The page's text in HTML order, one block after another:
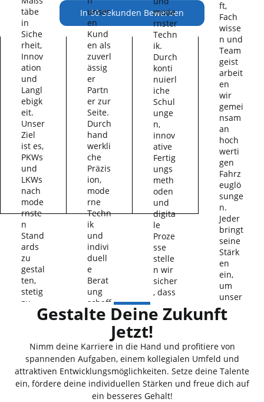
In 60 Sekunden Bewerben
täbe
in
Siche
rheit,
Innov
ation
und
Langl
ebigk
eit.
Unser
Ziel
ist es,
PKWs
und
LKWs
nach
mode
rnste
n
Stand
ards
zu
gestal
ten,
stetig
zu
wach
die
Erwar
tunge
n
unser
en
Kund
en als
zuverl
ässig
er
Partn
er zur
Seite.
Durch
hand
werkli
che
Präzis
ion,
mode
rne
Techn
ik
und
indivi
duell
e
Berat
ung
schaff
en
bige
und
sicher
e
Fahrz
mode
rnster
Techn
ik.
Durch
konti
nuierl
iche
Schul
unge
n,
innov
ative
Fertig
ungs
meth
oden
und
digita
le
Proze
sse
stelle
n wir
sicher
, dass
e
höchs
ten
Anspr
üche
n
ft,
Fach
wisse
n und
Team
geist
arbeit
en
wir
gemei
nsam
an
hoch
werti
gen
Fahrz
euglö
sunge
n.
Jeder
bringt
seine
Stärk
en
ein,
um
unser
e
Kund
mögli
ch zu
unter
stütze
Gestalte Deine Zukunft
Jetzt!
Nimm deine Karriere in die Hand und profitiere von
spannenden Aufgaben, einem kollegialen Umfeld und
attraktiven Entwicklungsmöglichkeiten. Setze deine Talente
ein, fördere deine individuellen Stärken und freue dich auf
ein besseres Gehalt!